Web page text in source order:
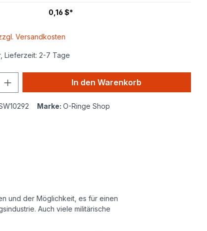
0,16 $*
Versandkosten
Lieferzeit: 2-7 Tage
In den Warenkorb
Marke: O-Ringe Shop
und der Möglichkeit, es für einen
Auch viele militärische